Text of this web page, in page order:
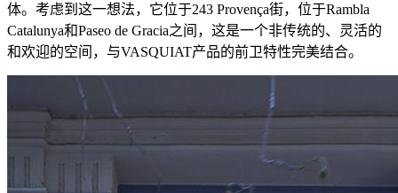
体。考虑到这一想法，它位于243 Provença街，位于Rambla
Catalunya和Paseo de Gracia之间，这是一个非传统的、灵活的
和欢迎的空间，与VASQUIAT产品的前卫特性完美结合。